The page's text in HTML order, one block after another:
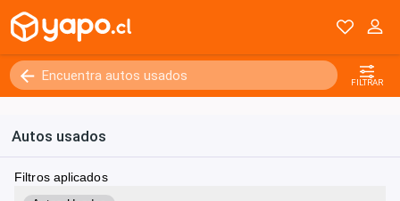
FILTRAR
Autos usados
Filtros aplicados
Kilómetros